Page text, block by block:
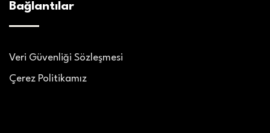
Bağlantılar
Veri Güvenliği Sözleşmesi
Çerez Politikamız